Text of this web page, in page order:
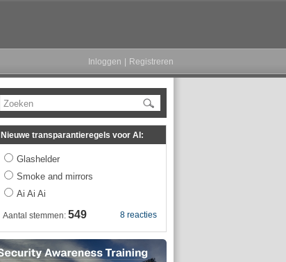
Inloggen Registreren
Zoeken
Nieuwe transparantieregels voor AI:
Glashelder
Smoke and mirrors
Ai Ai Ai
8 reacties
Aantal stemmen: 549